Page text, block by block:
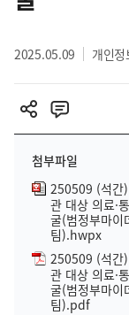
2025.05.09 개인
첨부파일
250509 (석간)
관 대상 의료·
굴(범정부마이
팀).hwpx
250509 (석간)
관 대상 의료·
굴(범정부마이
팀).pdf